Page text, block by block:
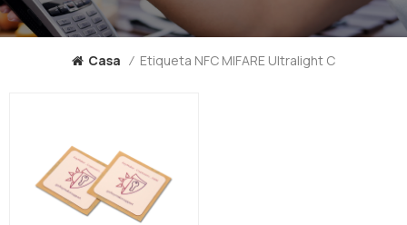
Casa / Etiqueta NFC MIFARE Ultralight C